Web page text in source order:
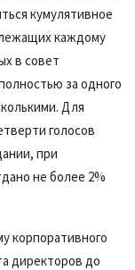
кумулятивное
каждому
в совет
за одного
Для
голосов
при
не более 2%
корпоративного
директоров до